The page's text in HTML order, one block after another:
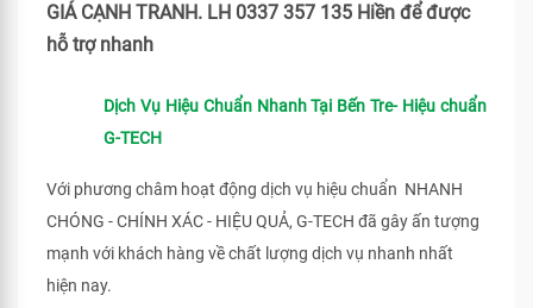
GIÁ CẠNH TRANH. LH 0337 357 135 Hiền để được
hỗ trợ nhanh
Dịch Vụ Hiệu Chuẩn Nhanh Tại Bến Tre- Hiệu chuẩn
G-TECH
Với phương châm hoạt động dịch vụ hiệu chuẩn NHANH
CHÓNG - CHÍNH XÁC - HIỆU QUẢ, G-TECH đã gây ấn tượng
mạnh với khách hàng về chất lượng dịch vụ nhanh nhất
hiện nay.